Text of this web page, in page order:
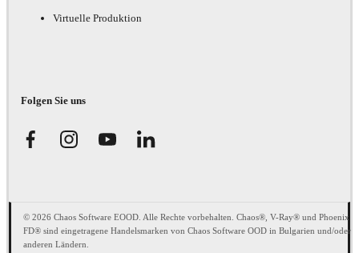
Virtuelle Produktion
Folgen Sie uns
© 2026 Chaos Software EOOD. Alle Rechte vorbehalten. Chaos®, V-Ray® und Phoenix
FD® sind eingetragene Handelsmarken von Chaos Software OOD in Bulgarien und/oder
anderen Ländern.